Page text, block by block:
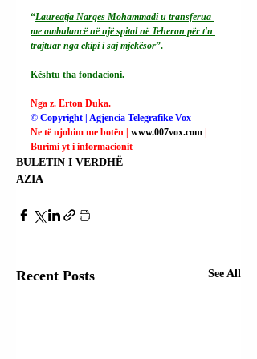
“Laureatja Narges Mohammadi u transferua
me ambulancë në një spital në Teheran për t'u
trajtuar nga ekipi i saj mjekësor”.
Kështu tha fondacioni.
Nga z. Erton Duka.
© Copyright | Agjencia Telegrafike Vox
Ne të njohim me botën | www.007vox.com
Burimi yt i informacionit
BULETIN I VERDHË
AZIA
Recent Posts See All